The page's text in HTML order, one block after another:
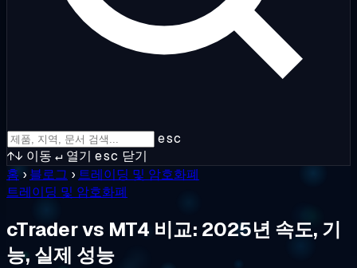
esc
↑↓ 이동 ↵ 열기 esc 닫기
홈 › 블로그 › 트레이딩 및 암호화폐
트레이딩 및 암호화폐
cTrader vs MT4 비교: 2025년 속도, 기
능, 실제 성능